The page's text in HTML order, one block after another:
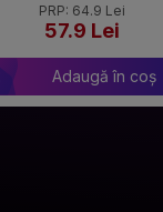
PRP: 64.9 Lei
57.9 Lei
Adaugă în coș